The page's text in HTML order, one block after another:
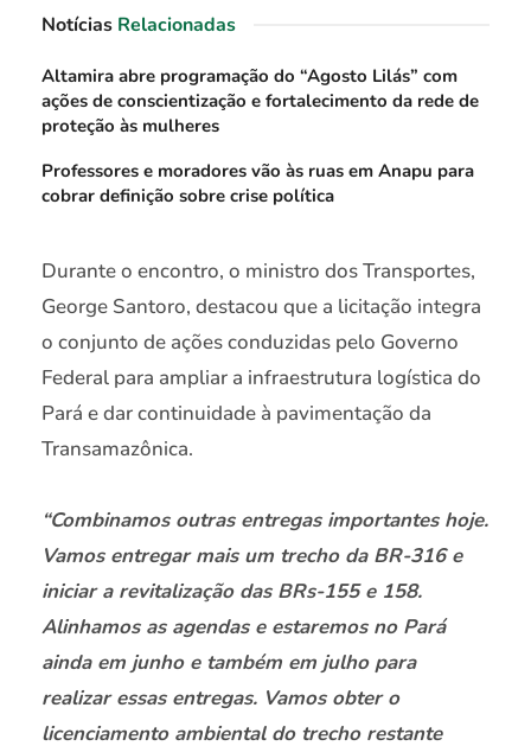
Notícias Relacionadas
Altamira abre programação do “Agosto Lilás” com
ações de conscientização e fortalecimento da rede de
proteção às mulheres
Professores e moradores vão às ruas em Anapu para
cobrar definição sobre crise política
Durante o encontro, o ministro dos Transportes,
George Santoro, destacou que a licitação integra
o conjunto de ações conduzidas pelo Governo
Federal para ampliar a infraestrutura logística do
Pará e dar continuidade à pavimentação da
Transamazônica.
“Combinamos outras entregas importantes hoje.
Vamos entregar mais um trecho da BR-316 e
iniciar a revitalização das BRs-155 e 158.
Alinhamos as agendas e estaremos no Pará
ainda em junho e também em julho para
realizar essas entregas. Vamos obter o
licenciamento ambiental do trecho restante